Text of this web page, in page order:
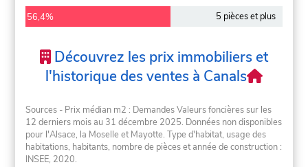
56,4% 5 pièces et plus
Découvrez les prix immobiliers et
l'historique des ventes à Canals
Sources - Prix médian m2 : Demandes Valeurs foncières sur les
12 derniers mois au 31 décembre 2025. Données non disponibles
pour l'Alsace, la Moselle et Mayotte. Type d'habitat, usage des
habitations, habitants, nombre de pièces et année de construction :
INSEE, 2020.